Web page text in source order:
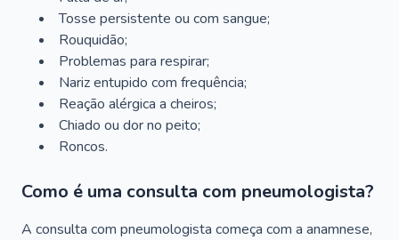
Tosse persistente ou com sangue;
Rouquidão;
Problemas para respirar;
Nariz entupido com frequência;
Reação alérgica a cheiros;
Chiado ou dor no peito;
Roncos.
Como é uma consulta com pneumologista?
A consulta com pneumologista começa com a anamnese,